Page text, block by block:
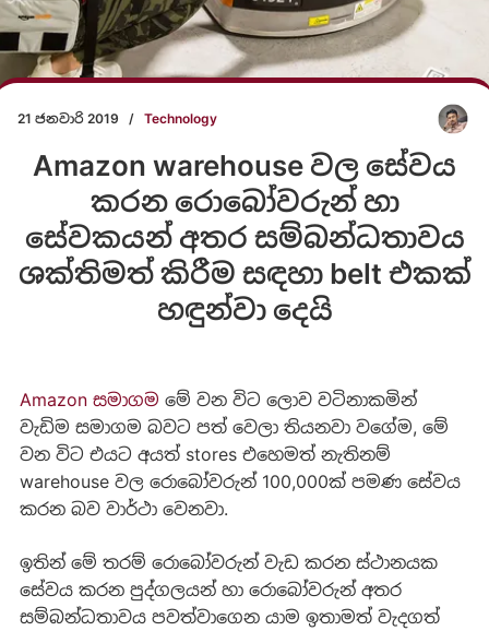
21 ජනවාරි 2019 / Technology
Amazon warehouse වල සේවය
කරන රොබෝවරුන් හා
සේවකයන් අතර සම්බන්ධතාවය
ශක්තිමත් කිරීම සඳහා belt එකක්
හඳුන්වා දෙයි
Amazon සමාගම මේ වන විට ලොව වටිනාකමින්
වැඩිම සමාගම බවට පත් වෙලා තියනවා වගේම, මේ
වන විට එයට අයත් stores එහෙමත් නැතිනම්
warehouse වල රොබෝවරුන් 100,000ක් පමණ සේවය
කරන බව වාර්ථා වෙනවා.
ඉතින් මේ තරම් රොබෝවරුන් වැඩ කරන ස්ථානයක
සේවය කරන පුද්ගලයන් හා රොබෝවරුන් අතර
සම්බන්ධතාවය පවත්වාගෙන යාම ඉතාමත් වැදගත්